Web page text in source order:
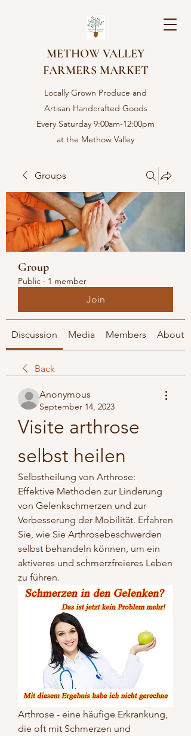
METHOW VALLEY
FARMERS MARKET
Locally Grown Produce and
Artisan Handcrafted Goods
Every Saturday 9:00am-12:00pm
at the Methow Valley
Groups
Group
Public · 1 member
Join
Discussion Media Members About
Back
Anonymous
September 14, 2023
Visite arthrose
selbst heilen
Selbstheilung von Arthrose:
Effektive Methoden zur Linderung
von Gelenkschmerzen und zur
Verbesserung der Mobilität. Erfahren
Sie, wie Sie Arthrosebeschwerden
selbst behandeln können, um ein
aktiveres und schmerzfreieres Leben
zu führen.
Arthrose - eine häufige Erkrankung,
die oft mit Schmerzen und